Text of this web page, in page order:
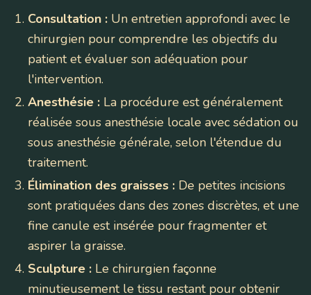
Consultation : Un entretien approfondi avec le
chirurgien pour comprendre les objectifs du
patient et évaluer son adéquation pour
l'intervention.
Anesthésie : La procédure est généralement
réalisée sous anesthésie locale avec sédation ou
sous anesthésie générale, selon l'étendue du
traitement.
Élimination des graisses : De petites incisions
sont pratiquées dans des zones discrètes, et une
fine canule est insérée pour fragmenter et
aspirer la graisse.
Sculpture : Le chirurgien façonne
minutieusement le tissu restant pour obtenir